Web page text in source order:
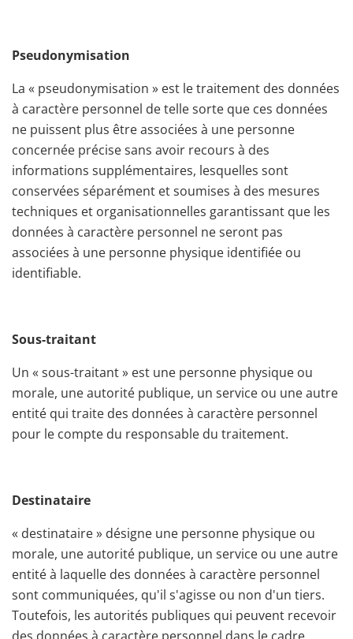
Pseudonymisation
La « pseudonymisation » est le traitement des données
à caractère personnel de telle sorte que ces données
ne puissent plus être associées à une personne
concernée précise sans avoir recours à des
informations supplémentaires, lesquelles sont
conservées séparément et soumises à des mesures
techniques et organisationnelles garantissant que les
données à caractère personnel ne seront pas
associées à une personne physique identifiée ou
identifiable.
Sous-traitant
Un « sous-traitant » est une personne physique ou
morale, une autorité publique, un service ou une autre
entité qui traite des données à caractère personnel
pour le compte du responsable du traitement.
Destinataire
« destinataire » désigne une personne physique ou
morale, une autorité publique, un service ou une autre
entité à laquelle des données à caractère personnel
sont communiquées, qu'il s'agisse ou non d'un tiers.
Toutefois, les autorités publiques qui peuvent recevoir